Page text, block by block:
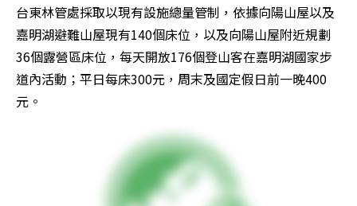
台東林管處採取以現有設施總量管制，依據向陽山屋以及
嘉明湖避難山屋現有140個床位，以及向陽山屋附近規劃
36個露營區床位，每天開放176個登山客在嘉明湖國家步
道內活動；平日每床300元，周末及國定假日前一晚400
元。